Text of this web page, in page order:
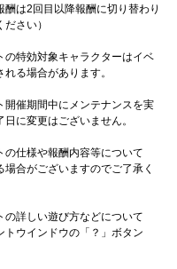
酬は2回目以降報酬に切り替わり
さい）
の特効対象キャラクターはイベ
る場合があります。
開催期間中にメンテナンスを実
に変更はございません。
の仕様や報酬内容等について
合がございますのでご了承く
の詳しい遊び方などについて
トウインドウの「？」ボタン